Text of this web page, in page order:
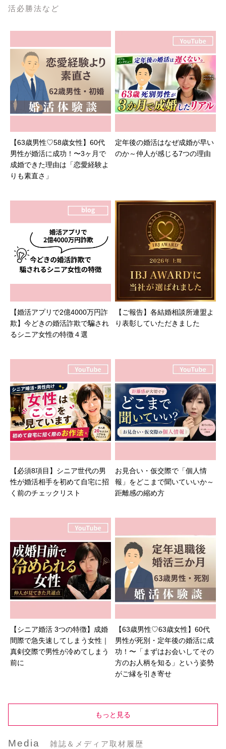
活必勝法など
【63歳男性♡58歳女性】60代
男性が婚活に成功！〜3ヶ月で
成婚できた理由は「恋愛経験よ
りも素直さ」
定年後の婚活はなぜ成婚が早い
のか～仲人が感じる7つの理由
【婚活アプリで2億4000万円詐
欺】今どきの婚活詐欺で騙され
るシニア女性の特徴４選
【ご報告】各結婚相談所連盟よ
り表彰していただきました
【必須8項目】シニア世代の男
性が婚活相手を初めて自宅に招
く前のチェックリスト
お見合い・仮交際で「個人情
報」をどこまで聞いていいか～
距離感の縮め方
【シニア婚活 3つの特徴】成婚
間際で急失速してしまう女性｜
真剣交際で男性が冷めてしまう
前に
【63歳男性♡63歳女性】60代
男性が死別・定年後の婚活に成
功！〜「まずはお会いしてその
方のお人柄を知る」という姿勢
がご縁を引き寄せ
もっと見る
Media 雑誌＆メディア取材履歴